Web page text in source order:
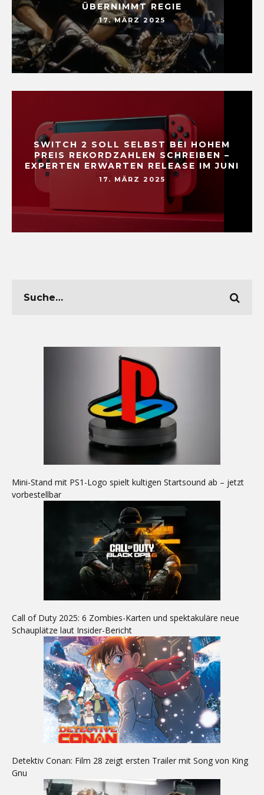
ÜBERNIMMT REGIE
17. MÄRZ 2025
SWITCH 2 SOLL SELBST BEI HOHEM
PREIS REKORDZAHLEN SCHREIBEN –
EXPERTEN ERWARTEN RELEASE IM JUNI
17. MÄRZ 2025
Mini-Stand mit PS1-Logo spielt kultigen Startsound ab – jetzt
vorbestellbar
Call of Duty 2025: 6 Zombies-Karten und spektakuläre neue
Schauplätze laut Insider-Bericht
Detektiv Conan: Film 28 zeigt ersten Trailer mit Song von King
Gnu